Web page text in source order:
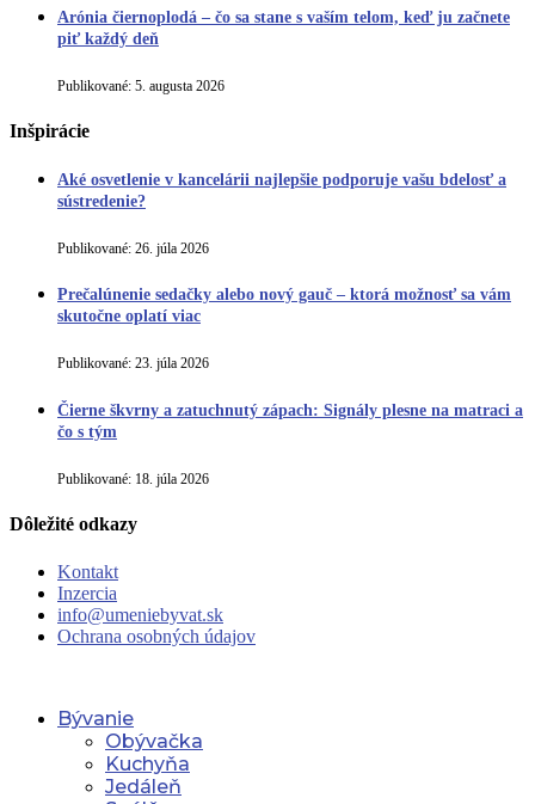
Arónia čiernoplodá – čo sa stane s vaším telom, keď ju začnete
piť každý deň
Publikované: 5. augusta 2026
Inšpirácie
Aké osvetlenie v kancelárii najlepšie podporuje vašu bdelosť a
sústredenie?
Publikované: 26. júla 2026
Prečalúnenie sedačky alebo nový gauč – ktorá možnosť sa vám
skutočne oplatí viac
Publikované: 23. júla 2026
Čierne škvrny a zatuchnutý zápach: Signály plesne na matraci a
čo s tým
Publikované: 18. júla 2026
Dôležité odkazy
Kontakt
Inzercia
info@umeniebyvat.sk
Ochrana osobných údajov
Bývanie
Obývačka
Kuchyňa
Jedáleň